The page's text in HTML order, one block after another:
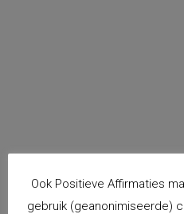
Ook Positieve Affirmaties
gebruik (geanonimiseerde)